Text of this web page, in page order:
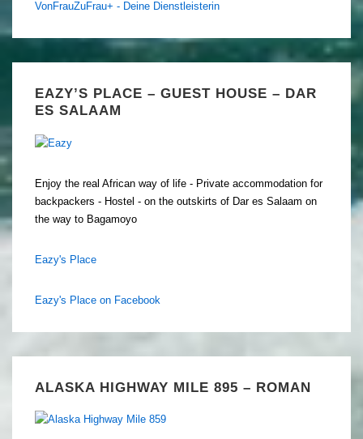
VonFrauZuFrau+ - Deine Dienstleisterin
EAZY’S PLACE – GUEST HOUSE – DAR
ES SALAAM
Enjoy the real African way of life - Private accommodation for
backpackers - Hostel - on the outskirts of Dar es Salaam on
the way to Bagamoyo
Eazy's Place
Eazy's Place on Facebook
ALASKA HIGHWAY MILE 895 – ROMAN